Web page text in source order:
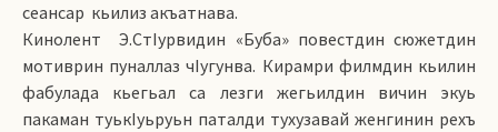
сеансар кьилиз акъатнава.
Кинолент Э.СтIурвидин «Буба» повестдин сюжетдин
мотиврин пуналлаз чIугунва. Кирамри филмдин кьилин
фабулада кьегьал са лезги жегьилдин вичин экуь
пакаман туькIуьруьн паталди тухузавай женгинин рехъ